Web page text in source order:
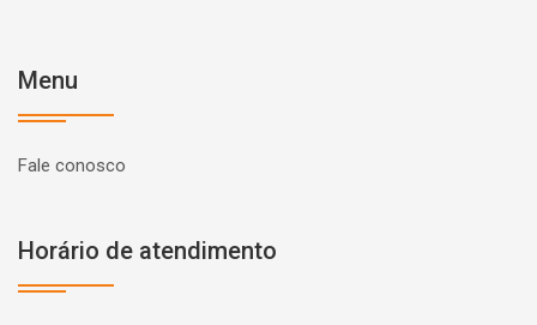
Menu
Fale conosco
Horário de atendimento